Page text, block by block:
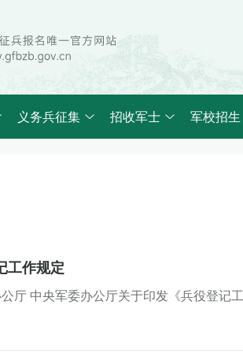
义务兵征集 招收军士 军校招生
工作规定
厅 中央军委办公厅关于印发《兵役登记